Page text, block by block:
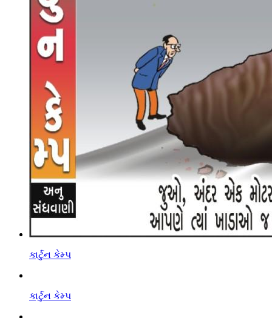
કાર્ટુન કેમ્પ
કાર્ટુન કેમ્પ